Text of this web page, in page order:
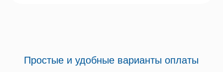
Простые и удобные варианты оплаты